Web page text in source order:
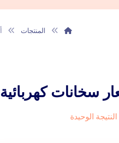
المنتجات
سخانات
الوحيدة